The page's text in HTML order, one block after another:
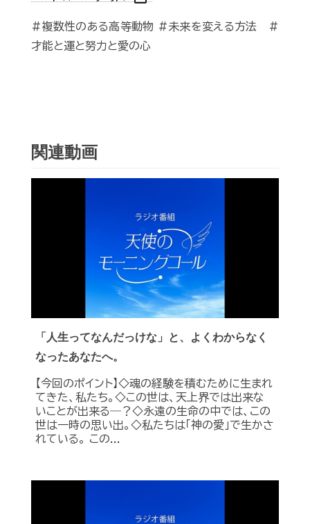
#複数性のある高等動物 #未来を変える方法 #
才能と運と努力と愛の心
関連動画
「人生ってなんだっけな」と、よくわからなく
なったあなたへ。
【今回のポイント】◇魂の経験を積むために生まれ
てきた、私たち。◇この世は、天上界では出来な
いことが出来る―？◇永遠の生命の中では、この
世は一時の思い出。◇私たちは「神の愛」で生かさ
れている。 この...